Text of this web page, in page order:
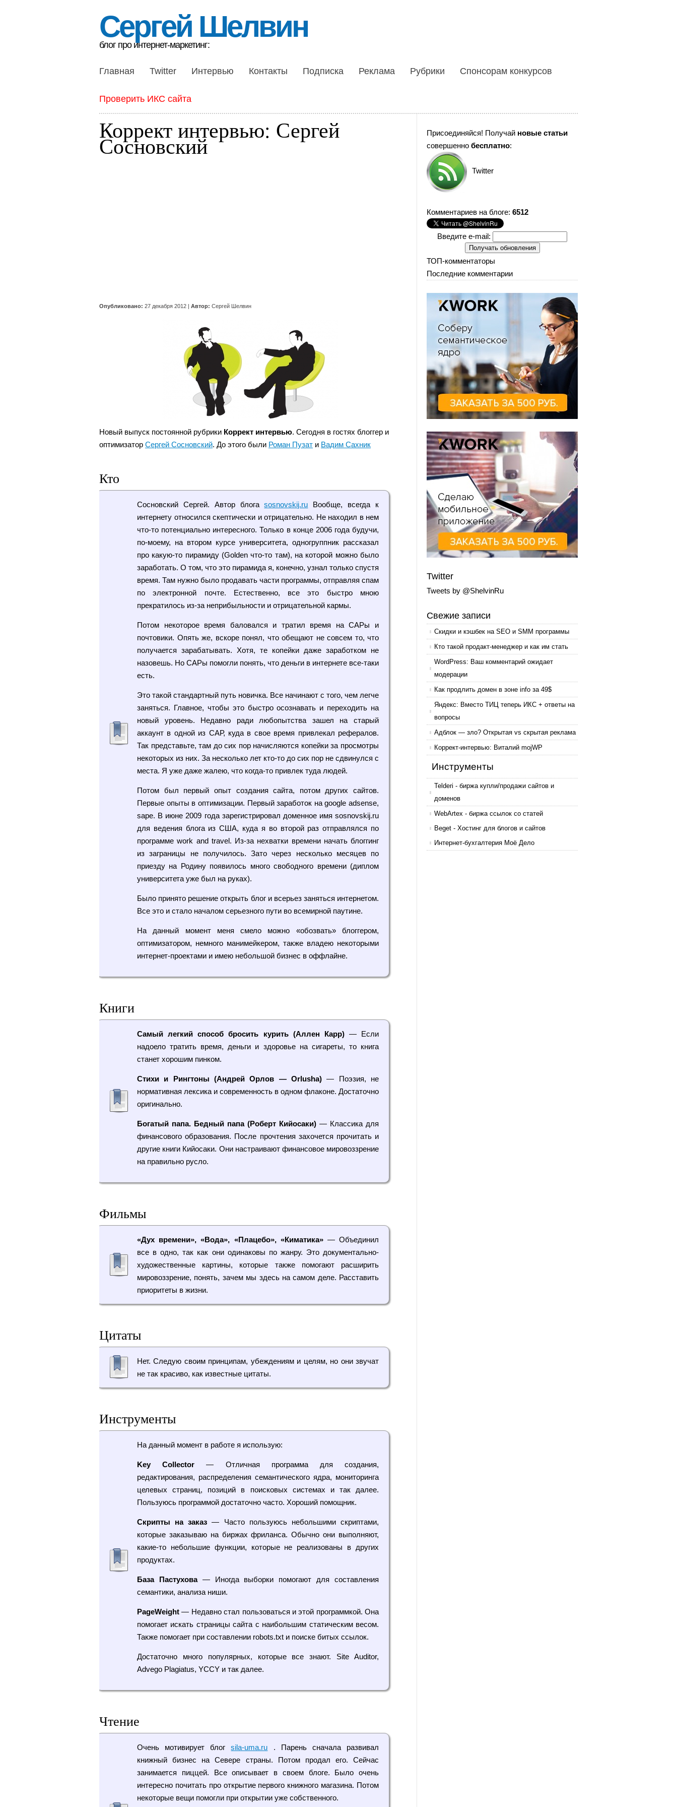
Сергей Шелвин
блог про интернет-маркетинг:
Главная Twitter Интервью Контакты Подписка Реклама Рубрики Спонсорам конкурсов
Проверить ИКС сайта
Коррект интервью: Сергей
Сосновский
Опубликовано: 27 декабря 2012 | Автор: Сергей Шелвин
Новый выпуск постоянной рубрики Коррект интервью. Сегодня в гостях блоггер и
оптимизатор Сергей Сосновский. До этого были Роман Пузат и Вадим Сахник
Кто
Сосновский Сергей. Автор блогаsosnovskij.ru Вообще, всегда к
интернету относился скептически и отрицательно. Не находил в нем
что-то потенциально интересного. Только в конце 2006 года будучи,
по-моему, на втором курсе университета, одногруппник рассказал
про какую-то пирамиду (Golden что-то там), на которой можно было
заработать. О том, что это пирамида я, конечно, узнал только спустя
время. Там нужно было продавать части программы, отправляя спам
по электронной почте. Естественно, все это быстро мною
прекратилось из-за неприбыльности и отрицательной кармы.
Потом некоторое время баловался и тратил время на САРы и
почтовики. Опять же, вскоре понял, что обещают не совсем то, что
получается зарабатывать. Хотя, те копейки даже заработком не
назовешь. Но САРы помогли понять, что деньги в интернете все-таки
есть.
Это такой стандартный путь новичка. Все начинают с того, чем легче
заняться. Главное, чтобы это быстро осознавать и переходить на
новый уровень. Недавно ради любопытства зашел на старый
аккаунт в одной из САР, куда в свое время привлекал рефералов.
Так представьте, там до сих пор начисляются копейки за просмотры
некоторых из них. За несколько лет кто-то до сих пор не сдвинулся с
места. Я уже даже жалею, что когда-то привлек туда людей.
Потом был первый опыт создания сайта, потом других сайтов.
Первые опыты в оптимизации. Первый заработок на google adsense,
sape. В июне 2009 года зарегистрировал доменное имя sosnovskij.ru
для ведения блога из США, куда я во второй раз отправлялся по
программе work and travel. Из-за нехватки времени начать блоггинг
из заграницы не получилось. Зато через несколько месяцев по
приезду на Родину появилось много свободного времени (диплом
университета уже был на руках).
Было принято решение открыть блог и всерьез заняться интернетом.
Все это и стало началом серьезного пути во всемирной паутине.
На данный момент меня смело можно «обозвать» блоггером,
оптимизатором, немного манимейкером, также владею некоторыми
интернет-проектами и имею небольшой бизнес в оффлайне.
Книги
Самый легкий способ бросить курить (Аллен Карр) — Если
надоело тратить время, деньги и здоровье на сигареты, то книга
станет хорошим пинком.
Стихи и Рингтоны (Андрей Орлов — Orlusha) — Поэзия, не
нормативная лексика и современность в одном флаконе. Достаточно
оригинально.
Богатый папа. Бедный папа (Роберт Кийосаки) — Классика для
финансового образования. После прочтения захочется прочитать и
другие книги Кийосаки. Они настраивают финансовое мировоззрение
на правильно русло.
Фильмы
«Дух времени», «Вода», «Плацебо», «Киматика»— Объединил
все в одно, так как они одинаковы по жанру. Это документально-
художественные картины, которые также помогают расширить
мировоззрение, понять, зачем мы здесь на самом деле. Расставить
приоритеты в жизни.
Цитаты
Нет. Следую своим принципам, убеждениям и целям, но они звучат
не так красиво, как известные цитаты.
Инструменты
На данный момент в работе я использую:
Key Collector — Отличная программа для создания,
редактирования, распределения семантического ядра, мониторинга
целевых страниц, позиций в поисковых системах и так далее.
Пользуюсь программой достаточно часто. Хороший помощник.
Скрипты на заказ — Часто пользуюсь небольшими скриптами,
которые заказываю на биржах фриланса. Обычно они выполняют,
какие-то небольшие функции, которые не реализованы в других
продуктах.
База Пастухова— Иногда выборки помогают для составления
семантики, анализа ниши.
PageWeight — Недавно стал пользоваться и этой программкой. Она
помогает искать страницы сайта с наибольшим статическим весом.
Также помогает при составлении robots.txt и поиске битых ссылок.
Достаточно много популярных, которые все знают. Site Auditor,
Advego Plagiatus, YCCY и так далее.
Чтение
Очень мотивирует блогsila-uma.ru . Парень сначала развивал
книжный бизнес на Севере страны. Потом продал его. Сейчас
занимается пиццей. Все описывает в своем блоге. Было очень
интересно почитать про открытие первого книжного магазина. Потом
некоторые вещи помогли при открытии уже собственного.
Присоединяйся! Получай новые статьи
совершенно бесплатно:
Twitter
Комментариев на блоге: 6512
Введите e-mail:
ТОП-комментаторы
Последние комментарии
Twitter
Tweets by @ShelvinRu
Свежие записи
Скидки и кэшбек на SEO и SMM программы
Кто такой продакт-менеджер и как им стать
WordPress: Ваш комментарий ожидает
модерации
Как продлить домен в зоне info за 49$
Яндекс: Вместо ТИЦ теперь ИКС + ответы на
вопросы
Адблок — зло? Открытая vs скрытая реклама
Коррект-интервью: Виталий mojWP
Инструменты
Telderi - биржа купли/продажи сайтов и
доменов
WebArtex - биржа ссылок со статей
Beget - Хостинг для блогов и сайтов
Интернет-бухгалтерия Моё Дело